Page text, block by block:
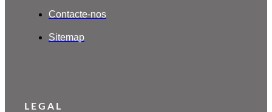
Contacte-nos
Sitemap
LEGAL